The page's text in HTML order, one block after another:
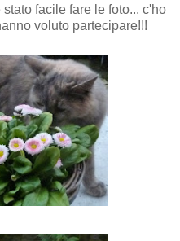
facile fare le foto... c'ho
voluto partecipare!!!